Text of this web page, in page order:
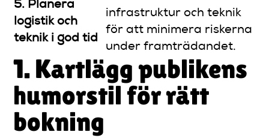
5. Planera
logistik och
teknik i god tid
infrastruktur och teknik
för att minimera riskerna
under framträdandet.
1. Kartlägg publikens
humorstil för rätt
bokning